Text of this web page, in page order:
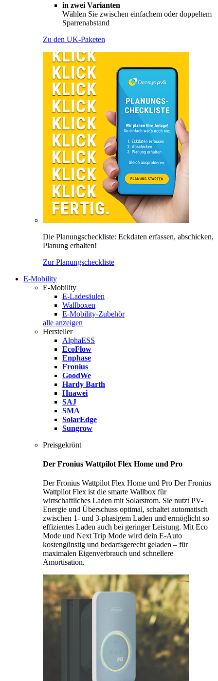
in zwei Varianten
Wählen Sie zwischen einfachem oder doppeltem
Sparrenabstand
Zu den UK-Paketen
Die Planungscheckliste: Eckdaten erfassen, abschicken,
Planung erhalten!
Zur Planungscheckliste
E-Mobility
E-Mobility
E-Ladesäulen
Wallboxen
E-Mobility-Zubehör
alle anzeigen
Hersteller
AlphaESS
EcoFlow
Enphase
Fronius
GoodWe
Hardy Barth
Huawei
SAJ
SMA
SolarEdge
Sungrow
Preisgekrönt
Der Fronius Wattpilot Flex Home und Pro
Der Fronius Wattpilot Flex Home und Pro Der Fronius
Wattpilot Flex ist die smarte Wallbox für
wirtschaftliches Laden mit Solarstrom. Sie nutzt PV-
Energie und Überschuss optimal, schaltet automatisch
zwischen 1- und 3-phasigem Laden und ermöglicht so
effizientes Laden auch bei geringer Leistung. Mit Eco
Mode und Next Trip Mode wird dein E-Auto
kostengünstig und bedarfsgerecht geladen – für
maximalen Eigenverbrauch und schnellere
Amortisation.